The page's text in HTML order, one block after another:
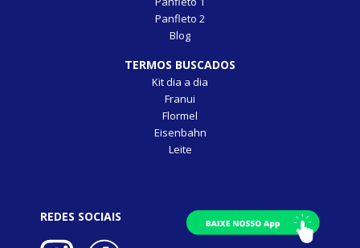
Panfleto 2
Blog
TERMOS BUSCADOS
Kit dia a dia
Franui
Flormel
Eisenbahn
Leite
REDES SOCIAIS